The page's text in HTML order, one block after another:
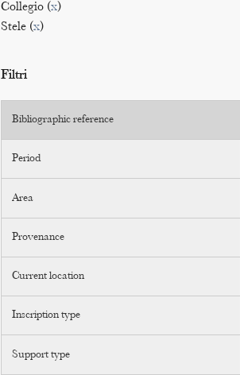
Collegio (x)
Stele (x)
Filtri
Bibliographic reference
Period
Area
Provenance
Current location
Inscription type
Support type